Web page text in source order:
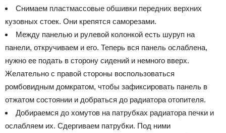
Снимаем пластмассовые обшивки передних верхних
кузовных стоек. Они крепятся саморезами.
Между панелью и рулевой колонкой есть шуруп на
панели, откручиваем и его. Теперь вся панель ослаблена,
нужно ее подать в сторону сидений и немного вверх.
Желательно с правой стороны воспользоваться
ромбовидным домкратом, чтобы зафиксировать панель в
отжатом состоянии и добраться до радиатора отопителя.
Добираемся до хомутов на патрубках радиатора печки и
ослабляем их. Сдергиваем патрубки. Под ними